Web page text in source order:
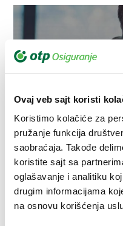
Ovaj veb sajt koristi
Koristimo kolačiće za
pružanje funkcija
saobraćaja. Takođe
koristite sajt sa
oglašavanje i analitiku
drugim informacijama
na osnovu korišćenja